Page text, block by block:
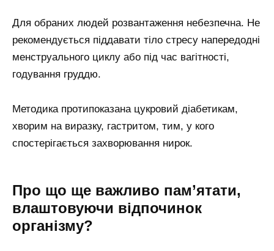
Для обраних людей розвантаження небезпечна. Не
рекомендується піддавати тіло стресу напередодні
менструального циклу або під час вагітності,
годування груддю.
Методика протипоказана цукровий діабетикам,
хворим на виразку, гастритом, тим, у кого
спостерігається захворювання нирок.
Про що ще важливо пам’ятати,
влаштовуючи відпочинок
організму?